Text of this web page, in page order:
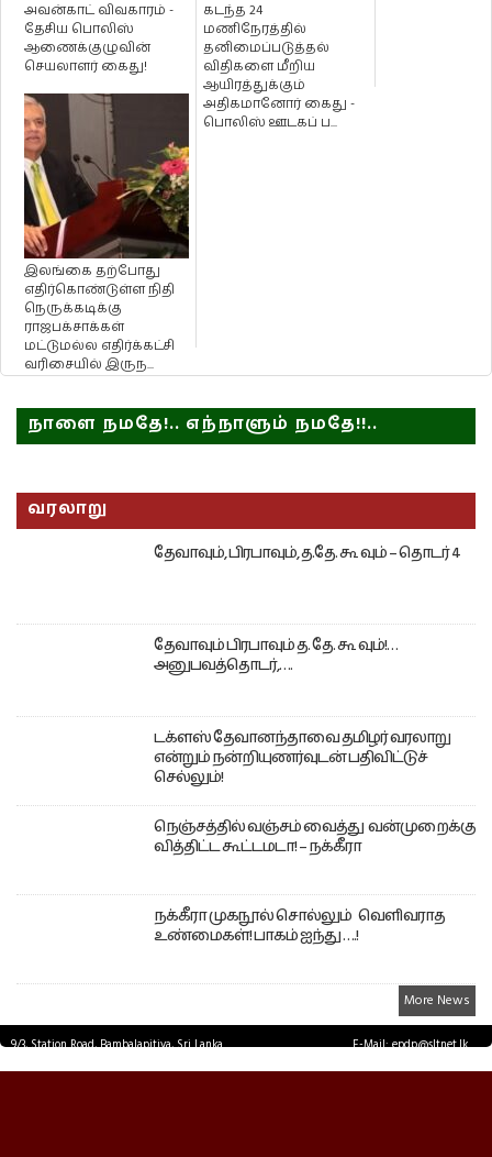
அவன்காட் விவகாரம் -
தேசிய பொலிஸ்
ஆணைக்குழுவின்
செயலாளர் கைது!
கடந்த 24
மணிநேரத்தில்
தனிமைப்படுத்தல்
விதிகளை மீறிய
ஆயிரத்துக்கும்
அதிகமானோர் கைது -
பொலிஸ் ஊடகப் ப...
இலங்கை தற்போது
எதிர்கொண்டுள்ள நிதி
நெருக்கடிக்கு
ராஜபக்சாக்கள்
மட்டுமல்ல எதிர்க்கட்சி
வரிசையில் இருந...
நாளை நமதே!.. எந்நாளும் நமதே!!..
வரலாறு
தேவாவும், பிரபாவும், த.தே. கூ வும் – தொடர் 4
தேவாவும் பிரபாவும் த. தே. கூ வும்!…
அனுபவத்தொடர்,….
டக்ளஸ் தேவானந்தாவை தமிழர் வரலாறு
என்றும் நன்றியுணர்வுடன் பதிவிட்டுச்
செல்லும்!
நெஞ்சத்தில் வஞ்சம் வைத்து வன்முறைக்கு
வித்திட்ட கூட்டமடா! – நக்கீரா
நக்கீரா முகநூல் சொல்லும் வெளிவராத
உண்மைகள்! பாகம் ஐந்து ….!
More News
9/3, Station Road, Bambalapitiya, Sri Lanka.
E-Mail: epdp@sltnet.lk